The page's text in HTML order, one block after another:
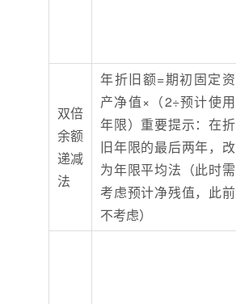
双倍
余额
递减
法
年折旧额=期初固定资
产净值×（2÷预计使用
年限）重要提示：在折
旧年限的最后两年，改
为年限平均法（此时需
考虑预计净残值，此前
不考虑）